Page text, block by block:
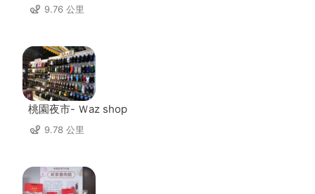
9.76 公里
桃園夜市- Ｗaz shop
9.78 公里